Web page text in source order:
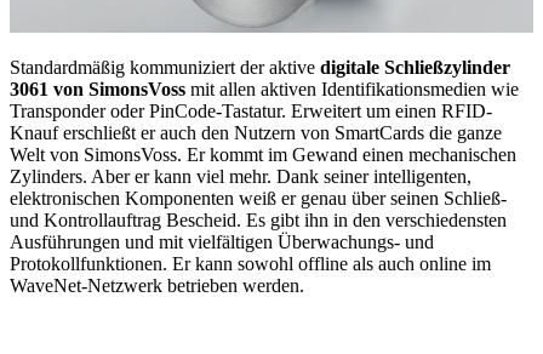
Standardmäßig kommuniziert der aktive digitale Schließzylinder
3061 von SimonsVoss mit allen aktiven Identifikationsmedien wie
Transponder oder PinCode-Tastatur. Erweitert um einen RFID-
Knauf erschließt er auch den Nutzern von SmartCards die ganze
Welt von SimonsVoss. Er kommt im Gewand einen mechanischen
Zylinders. Aber er kann viel mehr. Dank seiner intelligenten,
elektronischen Komponenten weiß er genau über seinen Schließ-
und Kontrollauftrag Bescheid. Es gibt ihn in den verschiedensten
Ausführungen und mit vielfältigen Überwachungs- und
Protokollfunktionen. Er kann sowohl offline als auch online im
WaveNet-Netzwerk betrieben werden.